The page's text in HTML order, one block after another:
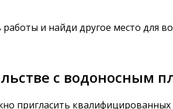
и найди другое место для
с водоносным
пригласить